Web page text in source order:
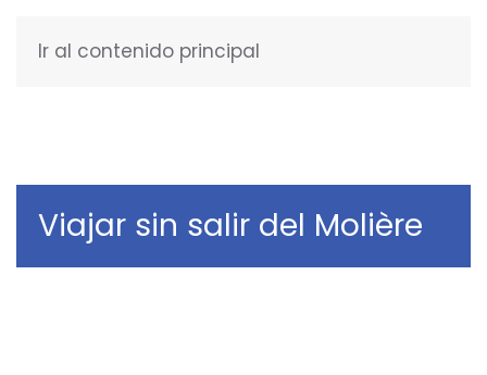
Ir al contenido principal
Viajar sin salir del Molière